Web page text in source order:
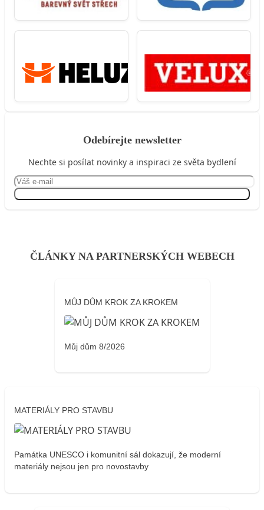
Odebírejte newsletter
Nechte si posílat novinky a inspiraci ze světa bydlení
ČLÁNKY NA PARTNERSKÝCH WEBECH
MŮJ DŮM KROK ZA KROKEM
Můj dům 8/2026
MATERIÁLY PRO STAVBU
Památka UNESCO i komunitní sál dokazují, že moderní
materiály nejsou jen pro novostavby